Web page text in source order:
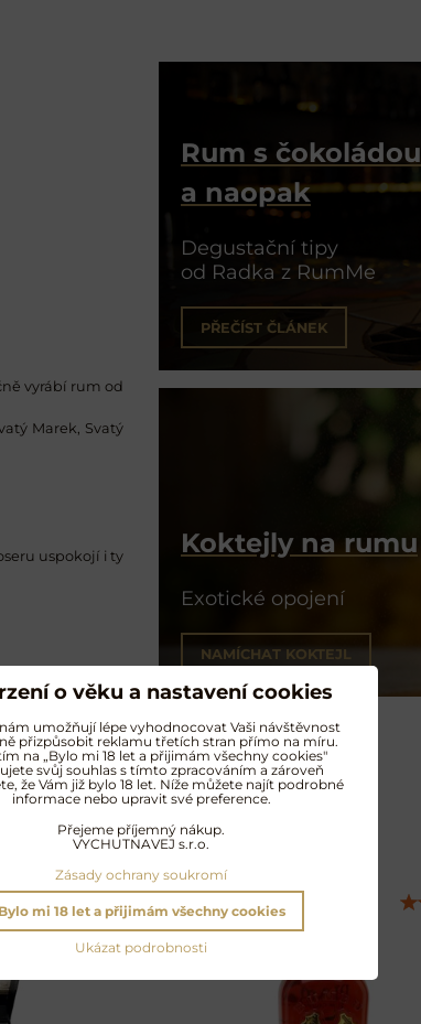
vyrábí rum od
Marek, Svatý
uspokojí i ty
Rum s čokoládou
a naopak
Degustační tipy
od Radka z RumMe
PŘEČÍST ČLÁNEK
Koktejly na rumu
Exotické opojení
NAMÍCHAT KOKTEJL
oblíbené produkty
o věku a nastavení cookies
umožňují lépe vyhodnocovat Vaši návštěvnost
přizpůsobit reklamu třetích stran přímo na míru.
na „Bylo mi 18 let a přijimám všechny cookies"
svůj souhlas s tímto zpracováním a zároveň
že Vám již bylo 18 let. Níže můžete najít podrobné
informace nebo upravit své preference.
Přejeme příjemný nákup.
VYCHUTNAVEJ s.r.o.
Zásady ochrany soukromí
Ukázat podrobnosti
Bylo mi 18 let a přijimám všechny cookies